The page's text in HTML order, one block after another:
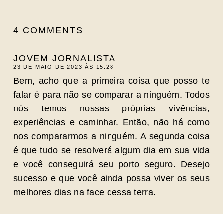
4 COMMENTS
JOVEM JORNALISTA
23 DE MAIO DE 2023 ÀS 15:28
Bem, acho que a primeira coisa que posso te
falar é para não se comparar a ninguém. Todos
nós temos nossas próprias vivências,
experiências e caminhar. Então, não há como
nos compararmos a ninguém. A segunda coisa
é que tudo se resolverá algum dia em sua vida
e você conseguirá seu porto seguro. Desejo
sucesso e que você ainda possa viver os seus
melhores dias na face dessa terra.